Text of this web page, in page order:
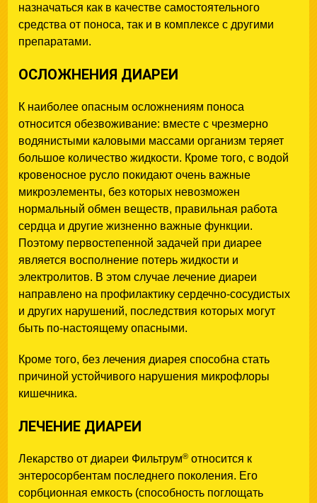
назначаться как в качестве самостоятельного
средства от поноса, так и в комплексе с другими
препаратами.
ОСЛОЖНЕНИЯ ДИАРЕИ
К наиболее опасным осложнениям поноса
относится обезвоживание: вместе с чрезмерно
водянистыми каловыми массами организм теряет
большое количество жидкости. Кроме того, с водой
кровеносное русло покидают очень важные
микроэлементы, без которых невозможен
нормальный обмен веществ, правильная работа
сердца и другие жизненно важные функции.
Поэтому первостепенной задачей при диарее
является восполнение потерь жидкости и
электролитов. В этом случае лечение диареи
направлено на профилактику сердечно-сосудистых
и других нарушений, последствия которых могут
быть по-настоящему опасными.
Кроме того, без лечения диарея способна стать
причиной устойчивого нарушения микрофлоры
кишечника.
ЛЕЧЕНИЕ ДИАРЕИ
Лекарство от диареи Фильтрум® относится к
энтеросорбентам последнего поколения. Его
сорбционная емкость (способность поглощать